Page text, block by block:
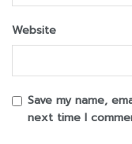
Website
Save my name,
next time I